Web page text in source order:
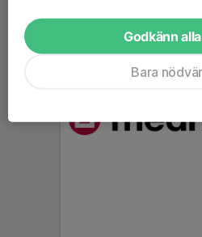
Godkänn
Bara